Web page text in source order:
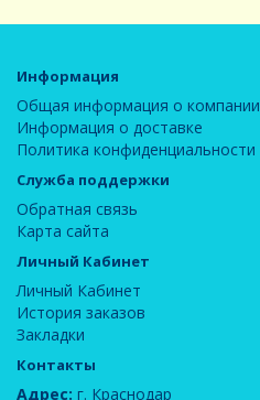
Информация
Общая информация о компании
Информация о доставке
Политика конфиденциальности
Служба поддержки
Обратная связь
Карта сайта
Личный Кабинет
Личный Кабинет
История заказов
Закладки
Контакты
Адрес: г. Краснодар